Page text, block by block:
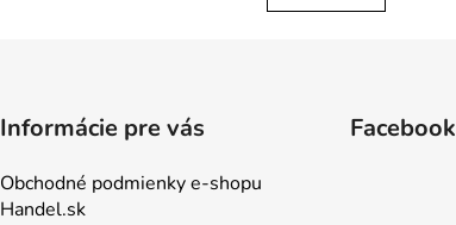
Informácie pre vás
Obchodné podmienky e-shopu
Handel.sk
Facebook